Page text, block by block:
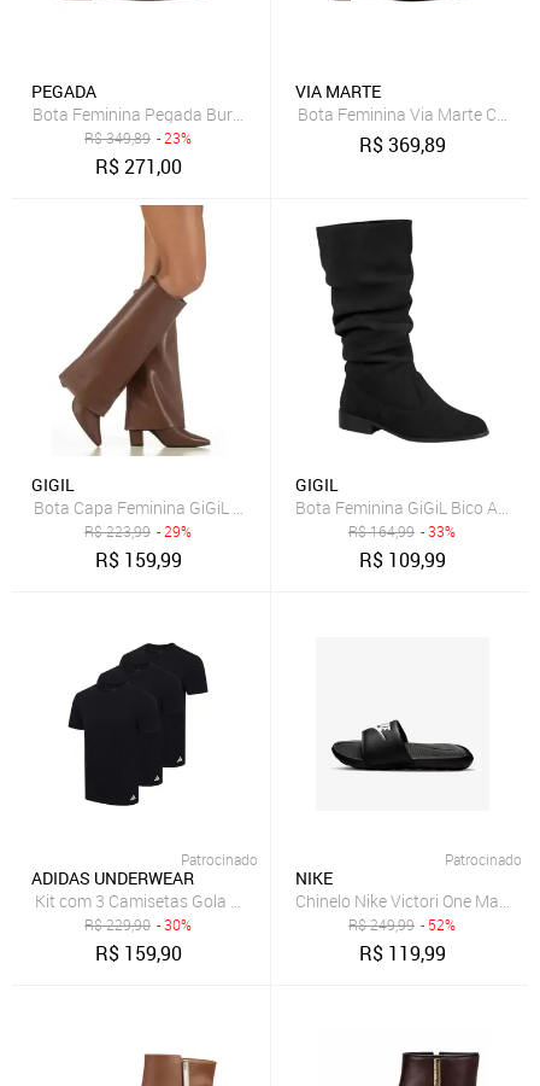
PEGADA
Bota Feminina Pegada Burnished Couro Salto Bloco Marrom
R$349,89 - 23%
R$271,00
VIA MARTE
Bota Feminina Via Marte Cano
R$369,89
GIGIL
Bota Capa Feminina GiGiL Cano Longo Salto Alto Bloco Bico Fino
R$223,99 - 29%
R$ 159,99
GIGIL
R$164,99 - 33%
R$ 109,99
Patrocinado
ADIDAS UNDERWEAR
Kit com 3 Camisetas Gola Careca adidas Underwear Preto
R$229,90 - 30%
R$ 159,90
Patrocinado
NIKE
Chinelo Nike Victori One
R$249,99 - 52%
R$ 119,99